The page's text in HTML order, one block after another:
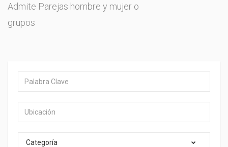
Admite Parejas hombre y mujer o
grupos
Categoría